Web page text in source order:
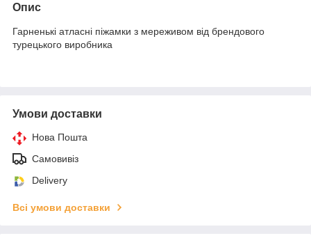
Опис
Гарненькі атласні піжамки з мереживом від брендового
турецького виробника
Умови доставки
Нова Пошта
Самовивіз
Delivery
Всі умови доставки